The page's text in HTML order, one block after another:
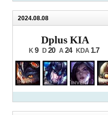
2024.08.08
Dplus KIA
K 9 D 20 A 24 KDA 1.7